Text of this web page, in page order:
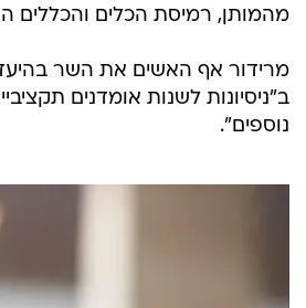
מהמותן, רמיסת הכלים והכללים
מרידור אף האשים את השר
ב"ניסיונות לשנות אומדנים
נוספים".